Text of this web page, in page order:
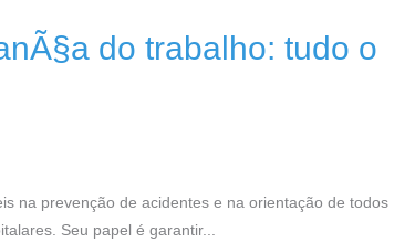
do trabalho: tudo o
na prevenção de acidentes e na orientação de todos
Seu papel é garantir...